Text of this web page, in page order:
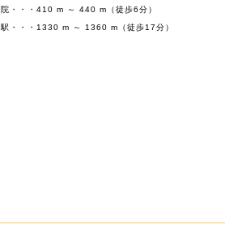
・・・410 m ～ 440 m（徒歩6分）
駅・・・1330 m ～ 1360 m（徒歩17分）